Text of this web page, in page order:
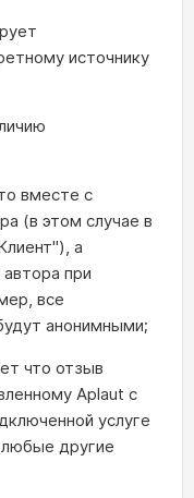
источнику
вместе с
(в этом случае в
а
при
все
анонимными;
что отзыв
Aplaut с
услуге
другие